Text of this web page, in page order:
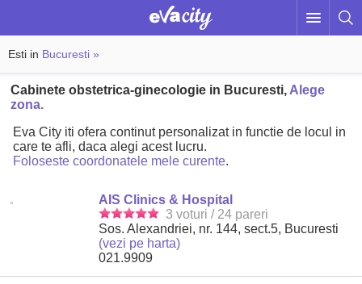
Esti in Bucuresti »
Cabinete obstetrica-ginecologie in Bucuresti, Alege
zona.
Eva City iti ofera continut personalizat in functie de locul in
care te afli, daca alegi acest lucru.
Foloseste coordonatele mele curente.
AIS Clinics & Hospital
3 voturi / 24 pareri
Sos. Alexandriei, nr. 144, sect.5, Bucuresti
(vezi pe harta)
021.9909